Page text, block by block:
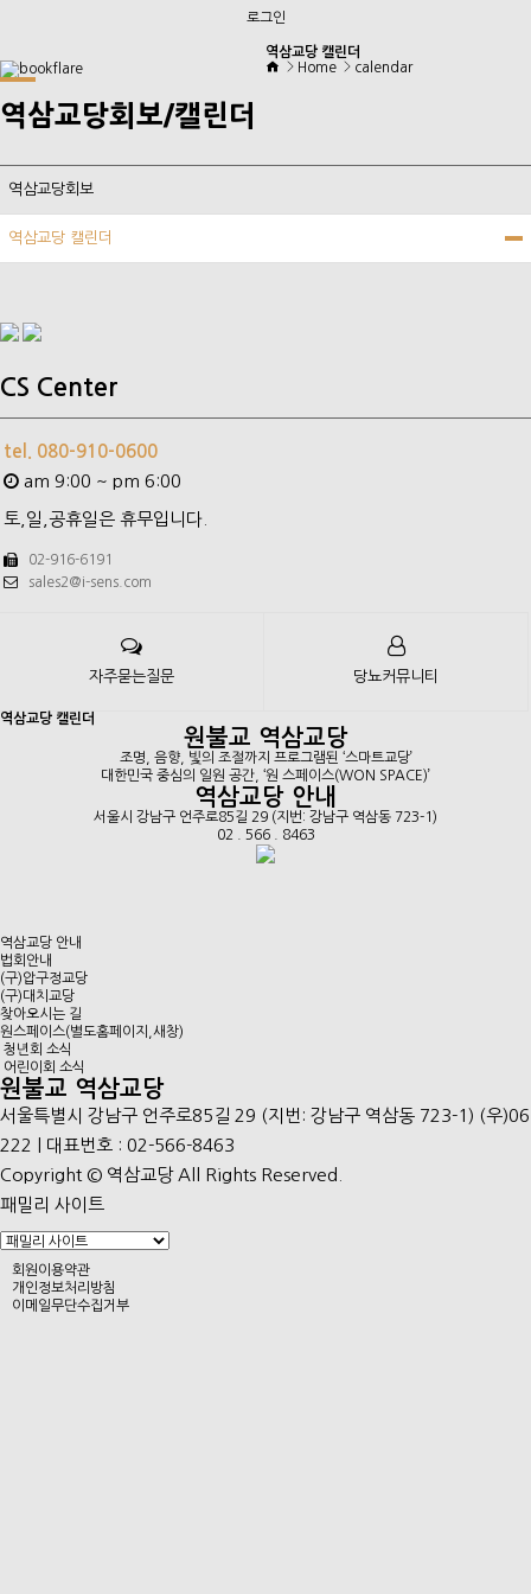
로그인
역삼교당 캘린더
Home
calendar
역삼교당회보/캘린더
역삼교당회보
역삼교당 캘린더
CS Center
tel. 080-910-0600
am 9:00 ~ pm 6:00
토,일,공휴일은 휴무입니다.
02-916-6191
sales2@i-sens.com
자주묻는질문 당뇨커뮤니티
역삼교당 캘린더
원불교 역삼교당
조명, 음향, 빛의 조절까지 프로그램된 ‘스마트교당’
대한민국 중심의 일원 공간, ‘원 스페이스(WON SPACE)’
역삼교당 안내
서울시 강남구 언주로85길 29 (지번: 강남구 역삼동 723-1)
02 . 566 . 8463
역삼교당 안내
법회안내
(구)압구정교당
(구)대치교당
찾아오시는 길
원스페이스(별도홈페이지,새창)
청년회 소식
어린이회 소식
원불교 역삼교당
서울특별시 강남구 언주로85길 29 (지번: 강남구 역삼동 723-1) (우)06
222 | 대표번호 : 02-566-8463
Copyright © 역삼교당 All Rights Reserved.
패밀리 사이트
회원이용약관
개인정보처리방침
이메일무단수집거부